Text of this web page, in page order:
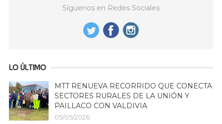
Síguenos en Redes Sociales
LO ÚLTIMO
MTT RENUEVA RECORRIDO QUE CONECTA
SECTORES RURALES DE LA UNIÓN Y
PAILLACO CON VALDIVIA
05/05/2026